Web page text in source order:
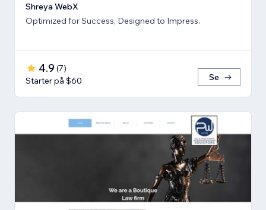
Shreya WebX
Optimized for Success, Designed to Impress.
4.9 (7)
Starter på $60
Se